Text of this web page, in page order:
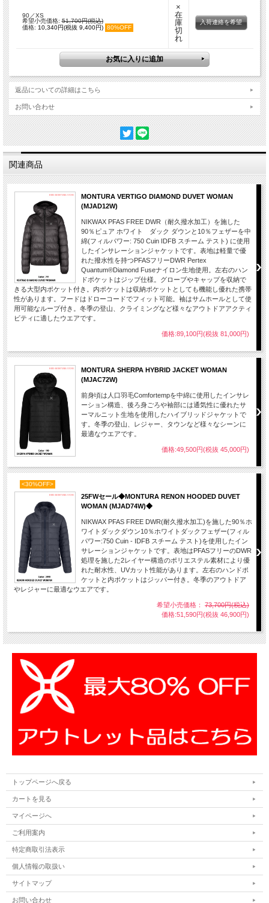
90／XS
希望小売価格:51,700円(税込)
価格: 10,340円(税抜 9,400円) 80%OFF
×
在
庫
切
れ
入荷連絡を希望
返品についての詳細はこちら
お問い合わせ
関連商品
MONTURA VERTIGO DIAMOND DUVET WOMAN
(MJAD12W)
NIKWAX PFAS FREE DWR（耐久撥水加工）を施した
90％ピュア ホワイト ダック ダウンと10％フェザーを中
綿(フィルパワー: 750 Cuin IDFB スチーム テスト) に使用
したインサレーションジャケットです。表地は軽量で優
れた撥水性を持つPFASフリーDWR Pertex
Quantum®Diamond Fuseナイロン生地使用。左右のハン
ドポケットはジップ仕様。グローブやキャップを収納で
きる大型内ポケット付き。内ポケットは収納ポケットとしても機能し優れた携帯
性があります。フードはドローコードでフィット可能。袖はサムホールとして使
用可能なループ付き。冬季の登山、クライミングなど様々なアウトドアアクティ
ビティに適したウエアです。
価格:89,100円(税抜 81,000円)
MONTURA SHERPA HYBRID JACKET WOMAN
(MJAC72W)
前身頃は人口羽毛Comfortempを中綿に使用したインサレ
ーション構造、後ろ身ごろや袖部には通気性に優れたサ
ーマルニット生地を使用したハイブリッドジャケットで
す。冬季の登山、レジャー、タウンなど様々なシーンに
最適なウエアです。
価格:49,500円(税抜 45,000円)
<30%OFF>
25FWセール◆MONTURA RENON HOODED DUVET
WOMAN (MJAD74W)◆
NIKWAX PFAS FREE DWR(耐久撥水加工)を施した90％ホ
ワイトダックダウン10％ホワイトダックフェザー(フィル
パワー:750 Cuin - IDFB スチーム テスト)を使用したイン
サレーションジャケットです。表地はPFASフリーのDWR
処理を施した2レイヤー構造のポリエステル素材により優
れた耐水性、UVカット性能があります。左右のハンドポ
ケットと内ポケットはジッパー付き。冬季のアウトドア
やレジャーに最適なウエアです。
希望小売価格： 73,700円(税込)
価格:51,590円(税抜 46,900円)
トップページへ戻る
カートを見る
マイページへ
ご利用案内
特定商取引法表示
個人情報の取扱い
サイトマップ
お問い合わせ